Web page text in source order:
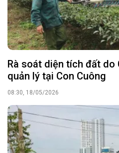
Rà soát diện tích đất do
quản lý tại Con Cuông
08:30, 18/05/2026